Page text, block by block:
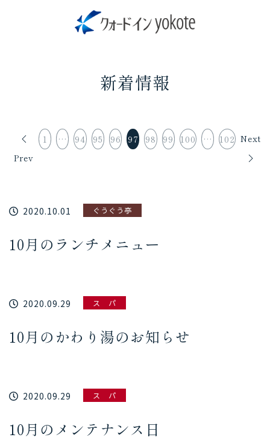
新着情報
Prev
1 … 94 95 96 97 98 99 100 … 102 Next
2020.10.01 ぐうぐう亭
10月のランチメニュー
2020.09.29 ス パ
10月のかわり湯のお知らせ
2020.09.29 ス パ
10月のメンテナンス日